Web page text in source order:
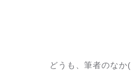
どうも、筆者のなか(